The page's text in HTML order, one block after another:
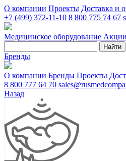
О компании Проекты Доставка и
+7 (499) 372-11-10 8 800 775 74 67
Медицинское оборудование Акции
Найти
Бренды
О компании Бренды Проекты
8 800 777 64 70
Назад